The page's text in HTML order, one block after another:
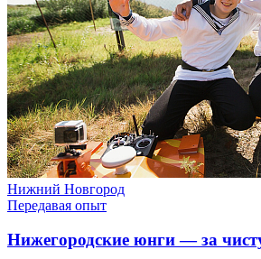
Нижний Новгород
Передавая опыт
Нижегородские юнги — за